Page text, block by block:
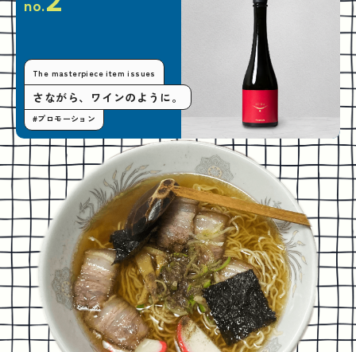
no.
The masterpiece item issues
さながら、ワインのように。
#プロモーション